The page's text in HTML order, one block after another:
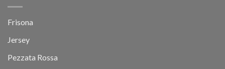
Frisona
Jersey
Pezzata Rossa